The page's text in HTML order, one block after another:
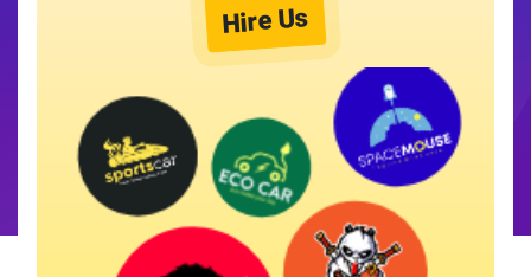
Hire Us